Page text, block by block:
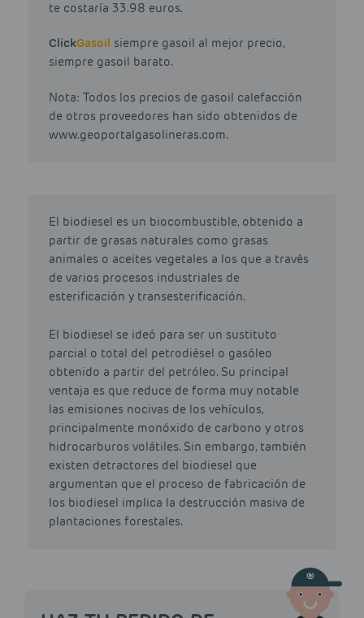
te costaría 33.98 euros.
ClickGasoil siempre gasoil al mejor precio,
siempre gasoil barato.
Nota: Todos los precios de gasoil calefacción
de otros proveedores han sido obtenidos de
www.geoportalgasolineras.com.
El biodiesel es un biocombustible, obtenido a
partir de grasas naturales como grasas
animales o aceites vegetales a los que a través
de varios procesos industriales de
esterificación y transesterificación.
El biodiesel se ideó para ser un sustituto
parcial o total del petrodiésel o gasóleo
obtenido a partir del petróleo. Su principal
ventaja es que reduce de forma muy notable
las emisiones nocivas de los vehículos,
principalmente monóxido de carbono y otros
hidrocarburos volátiles. Sin embargo, también
existen detractores del biodiesel que
argumentan que el proceso de fabricación de
los biodiesel implica la destrucción masiva de
plantaciones forestales.